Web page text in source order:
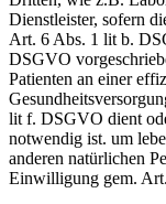
Dienstleister, sofern
Art. 6 Abs. 1 lit b.
DSGVO
Patienten an einer
lit f. DSGVO dient
notwendig ist. um
anderen natürlichen
Einwilligung gem.